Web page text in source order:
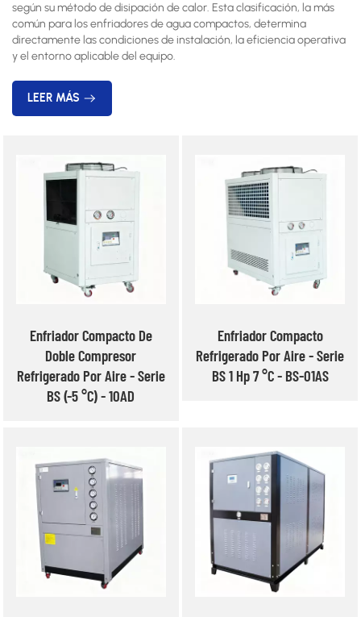
según su método de disipación de calor. Esta clasificación, la más
común para los enfriadores de agua compactos, determina
directamente las condiciones de instalación, la eficiencia operativa
y el entorno aplicable del equipo.
LEER MÁS
Enfriador Compacto De
Doble Compresor
Refrigerado Por Aire - Serie
BS (-5 °C) - 10AD
Enfriador Compacto
Refrigerado Por Aire - Serie
BS 1 Hp 7 °C - BS-01AS